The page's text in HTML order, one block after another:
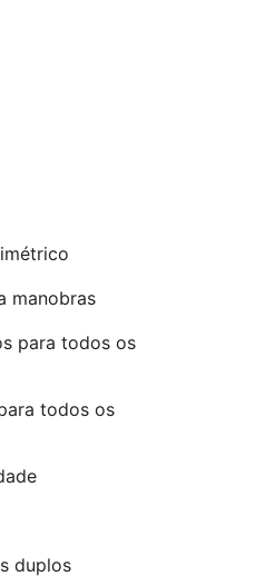
manobras
para todos os
todos os
duplos